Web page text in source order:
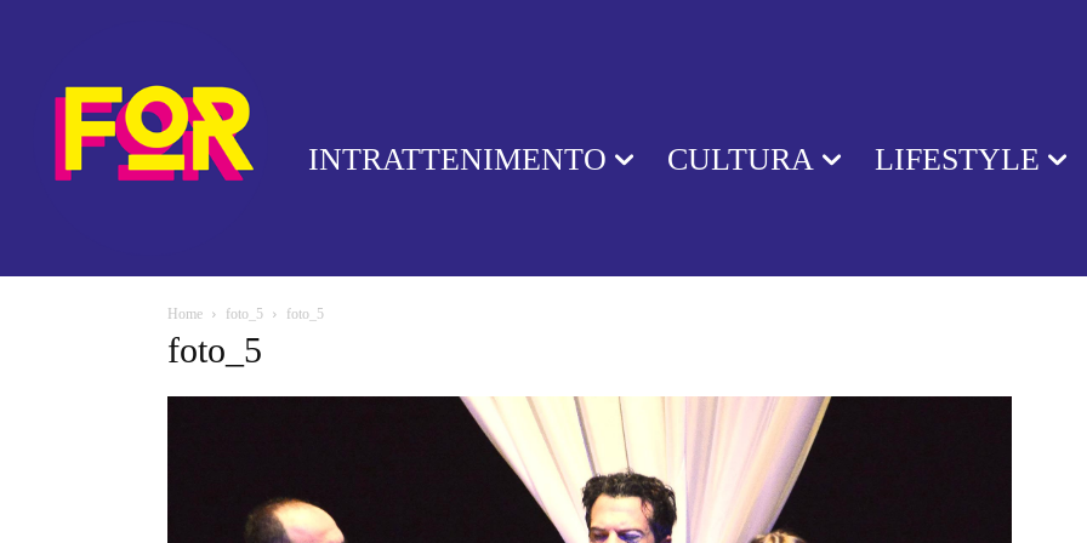
INTRATTENIMENTO CULTURA LIFESTYLE
Home foto_5 foto_5
foto_5